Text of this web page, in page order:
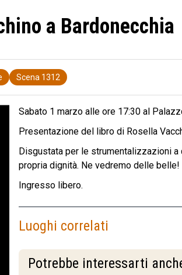
a Bardonecchia
Scena 1312
Sabato 1 marzo alle ore 17:30 al
Presentazione del libro di Rosella
Disgustata per le strumentalizzazioni
propria dignità. Ne vedremo delle belle!
Ingresso libero.
Luoghi correlati
Potrebbe interessarti